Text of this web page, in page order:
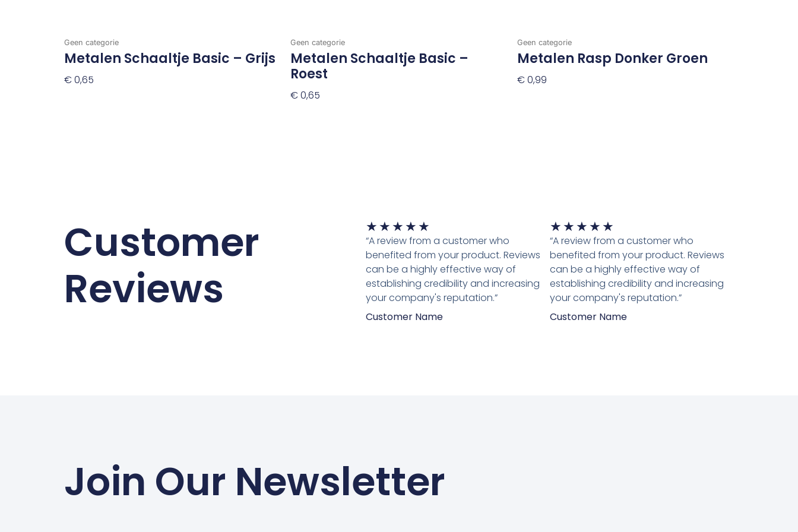
Geen categorie
Metalen Schaaltje Basic – Grijs
€0,65
Geen categorie
Metalen Schaaltje Basic –
Roest
€0,65
Geen categorie
Metalen Rasp Donker Groen
€0,99
Customer
Reviews
★ ★ ★ ★ ★
5
van
5
“A review from a customer who
benefited from your product. Reviews
can be a highly effective way of
establishing credibility and increasing
your company's reputation.”
Customer Name
★ ★ ★ ★ ★
5
van
5
“A review from a customer who
benefited from your product. Reviews
can be a highly effective way of
establishing credibility and increasing
your company's reputation.”
Customer Name
Join Our Newsletter